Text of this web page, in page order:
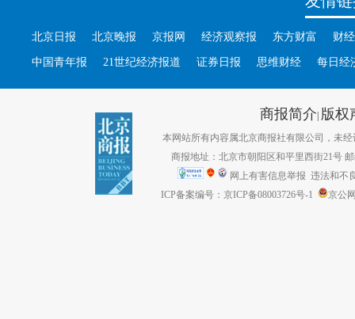
北京日报 北京晚报 京报网 经济观察报 东方财富 财
中国青年报 21世纪经济报道 证券日报 思维财经 每日经
商报简介| 版权
本网站所有内容属北京商报社有限公司，未经
商报地址：北京市朝阳区和平里西街21号
网上有害信息举报 违法和不
ICP备案编号：京ICP备08003726号-1
京公